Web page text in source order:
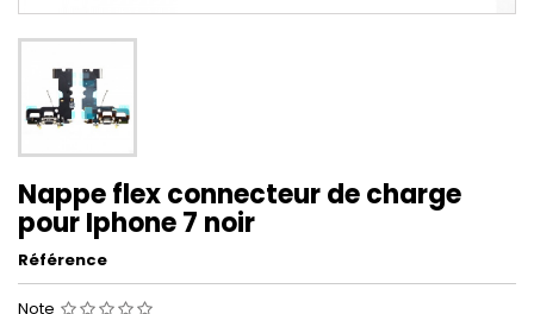
Nappe flex connecteur de charge
pour Iphone 7 noir
Référence
Note